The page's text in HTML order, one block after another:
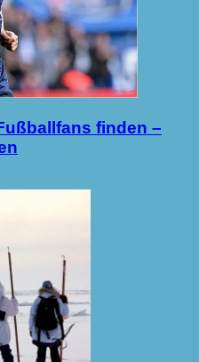
finden –